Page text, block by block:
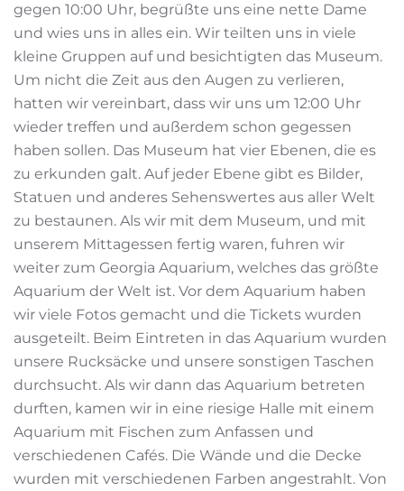
gegen 10:00 Uhr, begrüßte uns eine nette Dame
und wies uns in alles ein. Wir teilten uns in viele
kleine Gruppen auf und besichtigten das Museum.
Um nicht die Zeit aus den Augen zu verlieren,
hatten wir vereinbart, dass wir uns um 12:00 Uhr
wieder treffen und außerdem schon gegessen
haben sollen. Das Museum hat vier Ebenen, die es
zu erkunden galt. Auf jeder Ebene gibt es Bilder,
Statuen und anderes Sehenswertes aus aller Welt
zu bestaunen. Als wir mit dem Museum, und mit
unserem Mittagessen fertig waren, fuhren wir
weiter zum Georgia Aquarium, welches das größte
Aquarium der Welt ist. Vor dem Aquarium haben
wir viele Fotos gemacht und die Tickets wurden
ausgeteilt. Beim Eintreten in das Aquarium wurden
unsere Rucksäcke und unsere sonstigen Taschen
durchsucht. Als wir dann das Aquarium betreten
durften, kamen wir in eine riesige Halle mit einem
Aquarium mit Fischen zum Anfassen und
verschiedenen Cafés. Die Wände und die Decke
wurden mit verschiedenen Farben angestrahlt. Von